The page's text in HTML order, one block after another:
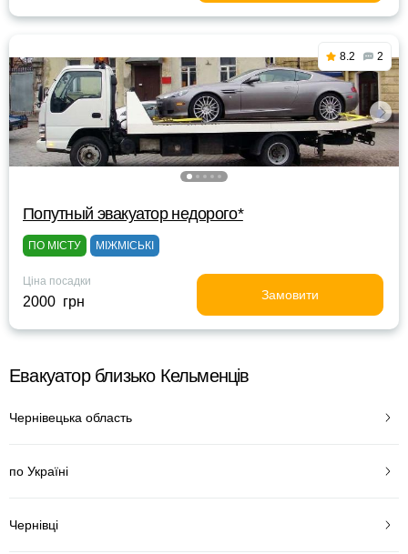
8.2 2
Попутный эвакуатор недорого*
ПО МІСТУ МІЖМІСЬКІ
Ціна посадки
2000 грн Замовити
Евакуатор близько Кельменців
Чернівецька область
по Україні
Чернівці